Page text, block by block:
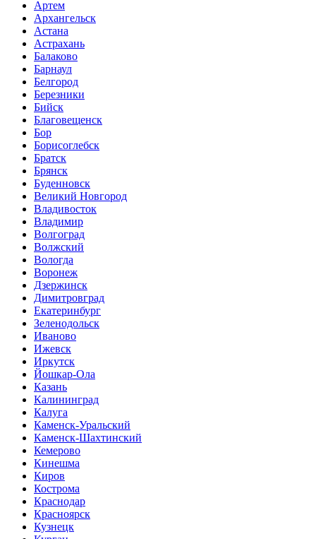
Артем
Архангельск
Астана
Астрахань
Балаково
Барнаул
Белгород
Березники
Бийск
Благовещенск
Бор
Борисоглебск
Братск
Брянск
Буденновск
Великий Новгород
Владивосток
Владимир
Волгоград
Волжский
Вологда
Воронеж
Дзержинск
Димитровград
Екатеринбург
Зеленодольск
Иваново
Ижевск
Иркутск
Йошкар-Ола
Казань
Калининград
Калуга
Каменск-Уральский
Каменск-Шахтинский
Кемерово
Кинешма
Киров
Кострома
Краснодар
Красноярск
Кузнецк